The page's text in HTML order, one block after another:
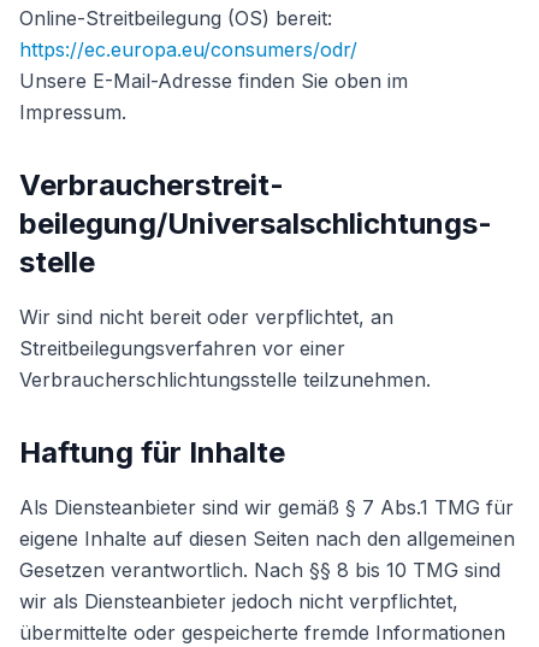
Online-Streitbeilegung (OS) bereit:
https://ec.europa.eu/consumers/odr/
Unsere E-Mail-Adresse finden Sie oben im
Impressum.
Verbraucher­streit­
beilegung/Universal­schlichtungs­
stelle
Wir sind nicht bereit oder verpflichtet, an
Streitbeilegungsverfahren vor einer
Verbraucherschlichtungsstelle teilzunehmen.
Haftung für Inhalte
Als Diensteanbieter sind wir gemäß § 7 Abs.1 TMG für
eigene Inhalte auf diesen Seiten nach den allgemeinen
Gesetzen verantwortlich. Nach §§ 8 bis 10 TMG sind
wir als Diensteanbieter jedoch nicht verpflichtet,
übermittelte oder gespeicherte fremde Informationen